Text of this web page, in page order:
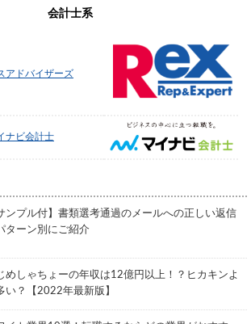
会計士系
アドバイザーズ
ナビ会計士
ンプル付】書類選考通過のメールへの正しい返信
ターン別にご紹介
めしゃちょーの年収は12億円以上！？ヒカキンよ
い？【2022年最新版】